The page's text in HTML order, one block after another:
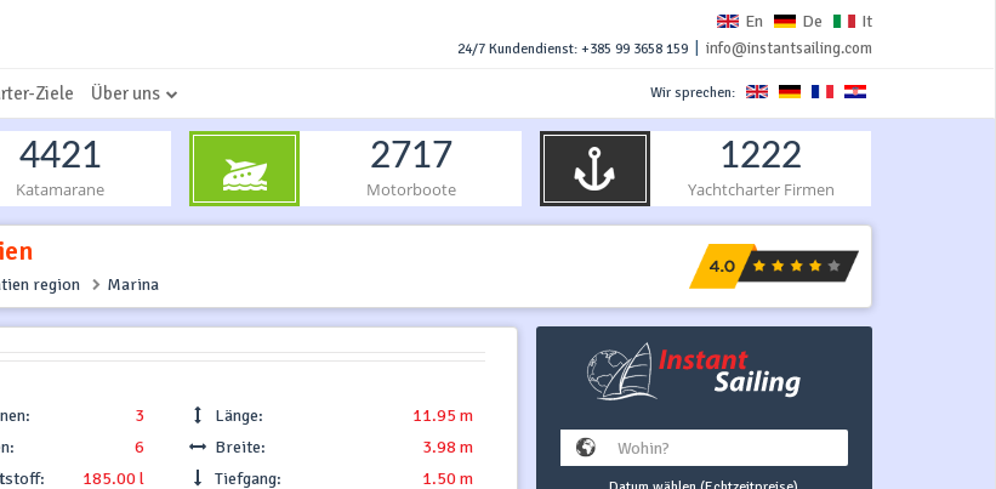
En De It
24/7 Kundendienst: +385 99 3658 159 info@instantsailing.com
Wir sprechen:
Ziele Über uns
4421
Katamarane
2717
Motorboote
1222
Yachtcharter Firmen
region Marina
3
6
185.00 l
Länge:
11.95 m
Breite:
3.98 m
Tiefgang:
1.50 m